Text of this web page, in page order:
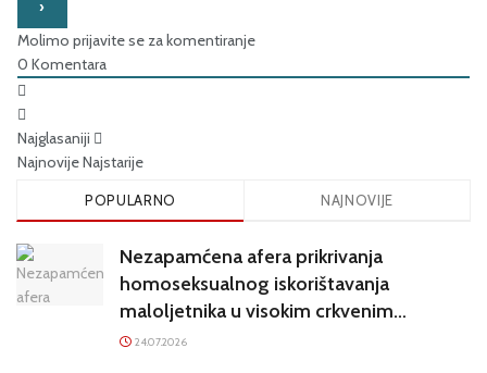
Molimo prijavite se za komentiranje
0 Komentara
Najglasaniji
NajnovijeNajstarije
POPULARNO NAJNOVIJE
Nezapamćena afera prikrivanja
homoseksualnog iskorištavanja
maloljetnika u visokim crkvenim
krugovima potresa Hrvatsku
24.07.2026